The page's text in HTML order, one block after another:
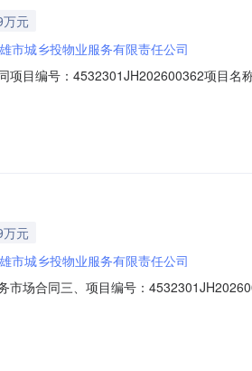
元
市城乡投物业服务有限责任公司
目编号：4532301JH202600362项目名
）：专家抽取记录：中标、成交公告：
元
市城乡投物业服务有限责任公司
场合同三、项目编号：
方式：18187837911六、合同主要信息主